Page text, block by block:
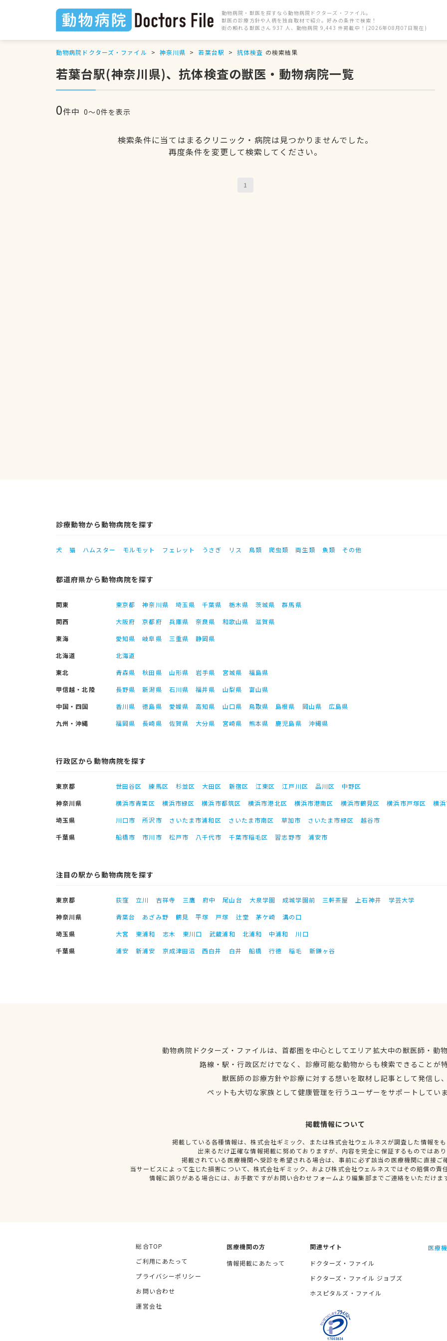
動物病院・獣医を探すなら動物病院ドクターズ・ファイル。
獣医の診療方針や人柄を独自取材で紹介。好みの条件で検索！
街の頼れる獣医さん 937 人、動物病院 9,443 件掲載中！(2026年08月07日現在)
動物病院ドクターズ・ファイル 神奈川県 若葉台駅 抗体検査 の検索結果
若葉台駅(神奈川県)、抗体検査の獣医・動物病院一覧
0件中 0〜0件を表示
検索条件に当てはまるクリニック・病院は見つかりませんでした。
再度条件を変更して検索してください。
1
診療動物から動物病院を探す
犬 猫 ハムスター モルモット フェレット うさぎ リス 鳥類 爬虫類 両生類 魚類 その他
都道府県から動物病院を探す
関東 東京都 神奈川県 埼玉県 千葉県 栃木県 茨城県
群馬県
関西
大阪府 京都府 兵庫県 奈良県 和歌山県
滋賀県
東海
愛知県 岐阜県 三重県
静岡県
北海道
北海道
東北
青森県 秋田県 山形県 岩手県 宮城県
福島県
甲信越・北陸
長野県 新潟県 石川県 福井県 山梨県
富山県
中国・四国
香川県 徳島県 愛媛県 高知県 山口県 鳥取県 島根県 岡山県
広島県
九州・沖縄
福岡県 長崎県 佐賀県 大分県 宮崎県 熊本県 鹿児島県 沖縄県
行政区から動物病院を探す
東京都 世田谷区 練馬区 杉並区 大田区 新宿区 江東区 江戸川区 品川区
中野区
神奈川県
横浜市青葉区 横浜市緑区 横浜市都筑区 横浜市港北区 横浜市港南区 横浜市鶴見区 横浜市戸塚区
横
埼玉県
川口市 所沢市 さいたま市浦和区 さいたま市南区 草加市 さいたま市緑区
越谷市
千葉県
船橋市 市川市 松戸市 八千代市 千葉市稲毛区 習志野市 浦安市
注目の駅から動物病院を探す
東京都 荻窪 立川 吉祥寺 三鷹 府中 尾山台 大泉学園 成城学園前 三軒茶屋 上石神井
学芸大学
神奈川県
青葉台 あざみ野 鶴見 平塚 戸塚 辻堂 茅ケ崎
溝の口
埼玉県
大宮 東浦和 志木 東川口 武蔵浦和 北浦和 中浦和
川口
千葉県
浦安 新浦安 京成津田沼 西白井 白井 船橋 行徳 稲毛 新鎌ヶ谷
動物病院ドクターズ・ファイルは、首都圏を中心としてエリア拡大中の獣医師・動
路線・駅・行政区だけでなく、診療可能な動物からも検索できることが
獣医師の診療方針や診療に対する想いを取材し記事として発信し
ペットも大切な家族として健康管理を行うユーザーをサポートしてい
掲載情報について
掲載している各種情報は、株式会社ギミック、または株式会社ウェルネスが調査した情報を
出来るだけ正確な情報掲載に努めておりますが、内容を完全に保証するものではあ
掲載されている医療機関へ受診を希望される場合は、事前に必ず該当の医療機関に直接ご
当サービスによって生じた損害について、株式会社ギミック、および株式会社ウェルネスではその賠償の責
情報に誤りがある場合には、お手数ですがお問い合わせフォームより編集部までご連絡をいただけま
総合TOP
ご利用にあたって
プライバシーポリシー
お問い合わせ
運営会社
医療機関の方
情報掲載にあたって
関連サイト
ドクターズ・ファイル
ドクターズ・ファイル ジョブズ
ホスピタルズ・ファイル
医療